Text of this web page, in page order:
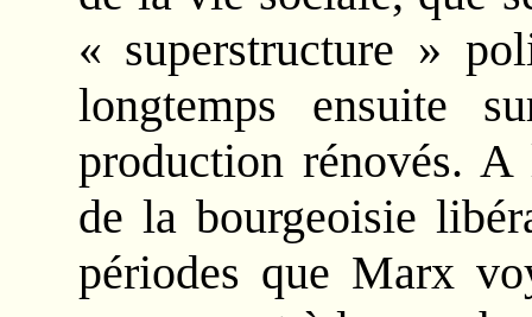
« superstructure »
longtemps ensuite
production rénovés.
de la bourgeoisie
périodes que Marx